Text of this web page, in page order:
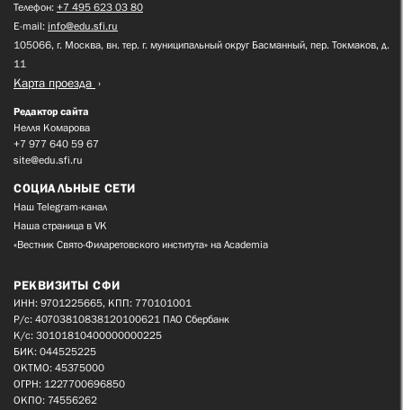
Телефон: +7 495 623 03 80
E-mail: info@edu.sfi.ru
105066, г. Москва, вн. тер. г. муниципальный округ Басманный, пер. Токмаков, д.
11
Карта проезда
Редактор сайта
Нелля Комарова
+7 977 640 59 67
site@edu.sfi.ru
СОЦИАЛЬНЫЕ СЕТИ
Наш Telegram-канал
Наша страница в VK
«Вестник Свято-Филаретовского института» на Academia
РЕКВИЗИТЫ СФИ
ИНН: 9701225665, КПП: 770101001
Р/с: 40703810838120100621 ПАО Сбербанк
К/с: 30101810400000000225
БИК: 044525225
ОКТМО: 45375000
ОГРН: 1227700696850
ОКПО: 74556262